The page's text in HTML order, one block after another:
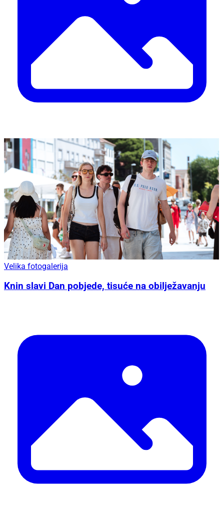
Velika fotogalerija
Knin slavi Dan pobjede, tisuće na obilježavanju